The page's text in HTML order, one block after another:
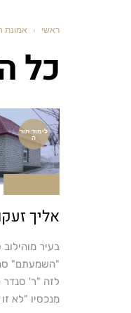
ראשי › אמונת
כל
לימוד תור
ה
אליך
בעיר
"השמעתם"
לזה "ר' סנדר
מנכסיו "לא